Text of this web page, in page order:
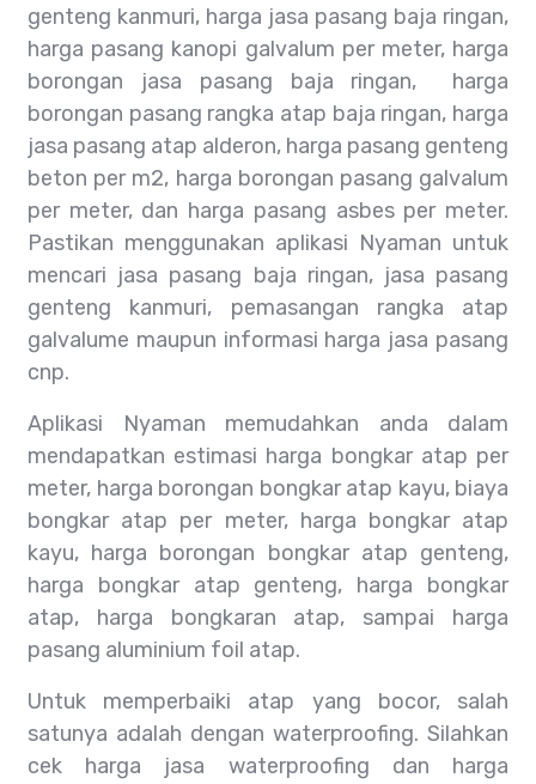
genteng kanmuri, harga jasa pasang baja ringan,
harga pasang kanopi galvalum per meter, harga
borongan jasa pasang baja ringan, harga
borongan pasang rangka atap baja ringan, harga
jasa pasang atap alderon, harga pasang genteng
beton per m2, harga borongan pasang galvalum
per meter, dan harga pasang asbes per meter.
Pastikan menggunakan aplikasi Nyaman untuk
mencari jasa pasang baja ringan, jasa pasang
genteng kanmuri, pemasangan rangka atap
galvalume maupun informasi harga jasa pasang
cnp.
Aplikasi Nyaman memudahkan anda dalam
mendapatkan estimasi harga bongkar atap per
meter, harga borongan bongkar atap kayu, biaya
bongkar atap per meter, harga bongkar atap
kayu, harga borongan bongkar atap genteng,
harga bongkar atap genteng, harga bongkar
atap, harga bongkaran atap, sampai harga
pasang aluminium foil atap.
Untuk memperbaiki atap yang bocor, salah
satunya adalah dengan waterproofing. Silahkan
cek harga jasa waterproofing dan harga